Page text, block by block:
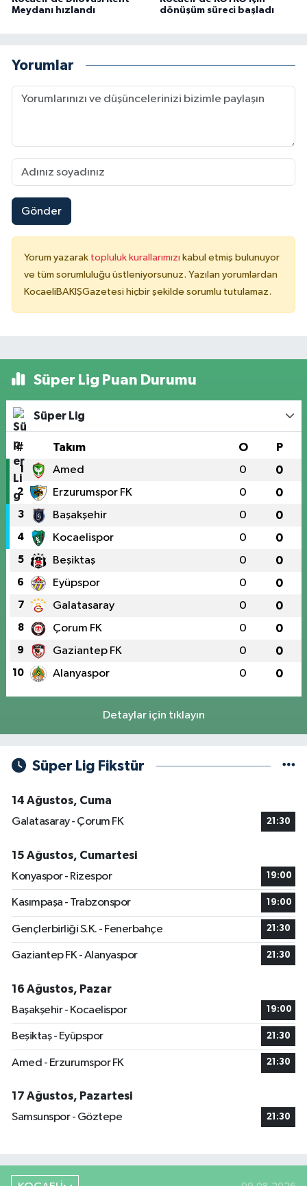
Meydanı hızlandı
dönüşüm süreci başladı
Yorumlar
Gönder
Yorum yazarak topluluk kurallarımızı kabul etmiş bulunuyor
ve tüm sorumluluğu üstleniyorsunuz. Yazılan yorumlardan
KocaeliBAKIŞGazetesi hiçbir şekilde sorumlu tutulamaz.
Süper Lig Puan Durumu
Süper Lig
# Takım O P
1 Amed 0 0
2 Erzurumspor FK 0 0
3 Başakşehir 0 0
4 Kocaelispor 0 0
5 Beşiktaş 0 0
6 Eyüpspor 0 0
7 Galatasaray 0 0
8 Çorum FK 0 0
9 Gaziantep FK 0 0
10 Alanyaspor 0 0
Detaylar için tıklayın
Süper Lig Fikstür
14 Ağustos, Cuma
Galatasaray - Çorum FK
21:30
15 Ağustos, Cumartesi
Konyaspor - Rizespor
19:00
Kasımpaşa - Trabzonspor 19:00
Gençlerbirliği S.K. - Fenerbahçe 21:30
Gaziantep FK - Alanyaspor 21:30
16 Ağustos, Pazar
Başakşehir - Kocaelispor
19:00
Beşiktaş - Eyüpspor 21:30
Amed - Erzurumspor FK 21:30
17 Ağustos, Pazartesi
Samsunspor - Göztepe
21:30